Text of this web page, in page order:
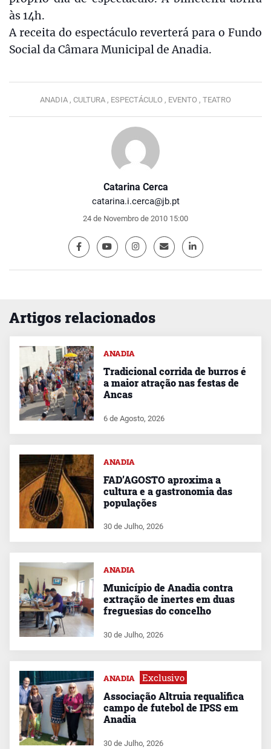
Catarina Cerca
catarina.i.cerca@jb.pt
24 de Novembro de 2010 15:00
às 14h.
A receita do espectáculo reverterá para o Fundo
Social da Câmara Municipal de Anadia.
ANADIA , CULTURA , ESPECTÁCULO , EVENTO , TEATRO
Artigos relacionados
ANADIA
Tradicional corrida de burros é
a maior atração nas festas de
Ancas
6 de Agosto, 2026
ANADIA
FAD’AGOSTO aproxima a
cultura e a gastronomia das
populações
30 de Julho, 2026
ANADIA
Município de Anadia contra
extração de inertes em duas
freguesias do concelho
30 de Julho, 2026
ANADIA Exclusivo
Associação Altruia requalifica
campo de futebol de IPSS em
Anadia
30 de Julho, 2026